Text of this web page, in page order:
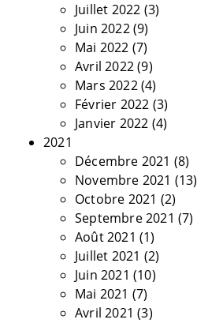
Juillet 2022 (3)
Juin 2022(9)
Mai 2022 (7)
Avril 2022(9)
Mars 2022(4)
Février 2022 (3)
Janvier 2022 (4)
2021
Décembre 2021 (8)
Novembre 2021 (13)
Octobre 2021 (2)
Septembre 2021 (7)
Août 2021 (1)
Juillet 2021 (2)
Juin 2021 (10)
Mai 2021 (7)
Avril 2021 (3)